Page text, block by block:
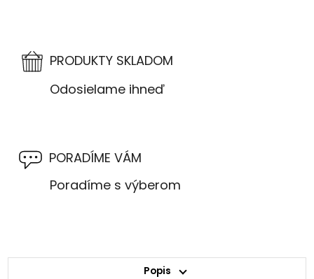
PRODUKTY SKLADOM
Odosielame ihneď
PORADÍME VÁM
Poradíme s výberom
Popis